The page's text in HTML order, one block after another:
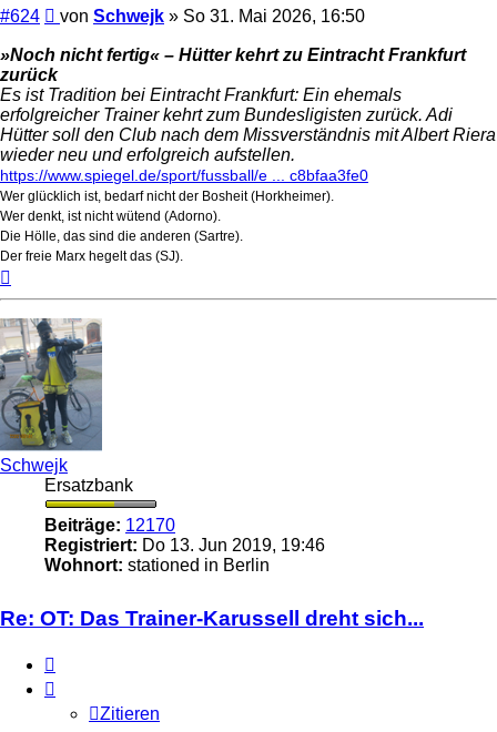
#624 Beitrag
von Schwejk » So 31. Mai 2026, 16:50
»Noch nicht fertig« – Hütter kehrt zu Eintracht Frankfurt
zurück
Es ist Tradition bei Eintracht Frankfurt: Ein ehemals
erfolgreicher Trainer kehrt zum Bundesligisten zurück. Adi
Hütter soll den Club nach dem Missverständnis mit Albert Riera
wieder neu und erfolgreich aufstellen.
https://www.spiegel.de/sport/fussball/e ... c8bfaa3fe0
Wer glücklich ist, bedarf nicht der Bosheit (Horkheimer).
Wer denkt, ist nicht wütend (Adorno).
Die Hölle, das sind die anderen (Sartre).
Der freie Marx hegelt das (SJ).
Schwejk
Ersatzbank
Beiträge: 12170
Registriert: Do 13. Jun 2019, 19:46
Wohnort: stationed in Berlin
Re: OT: Das Trainer-Karussell dreht sich...
Zitieren